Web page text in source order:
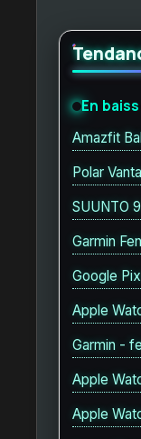
En
Amazfit
Polar
SUUNTO
Garmin
Google
Apple
Garmin -
Apple
Apple